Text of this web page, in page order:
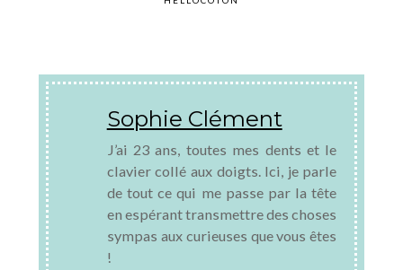
Sophie Clément
J’ai 23 ans, toutes mes dents et le
clavier collé aux doigts. Ici, je parle
de tout ce qui me passe par la tête
en espérant transmettre des choses
sympas aux curieuses que vous êtes
!